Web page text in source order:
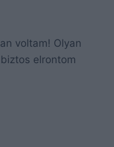
voltam! Olyan
elrontom